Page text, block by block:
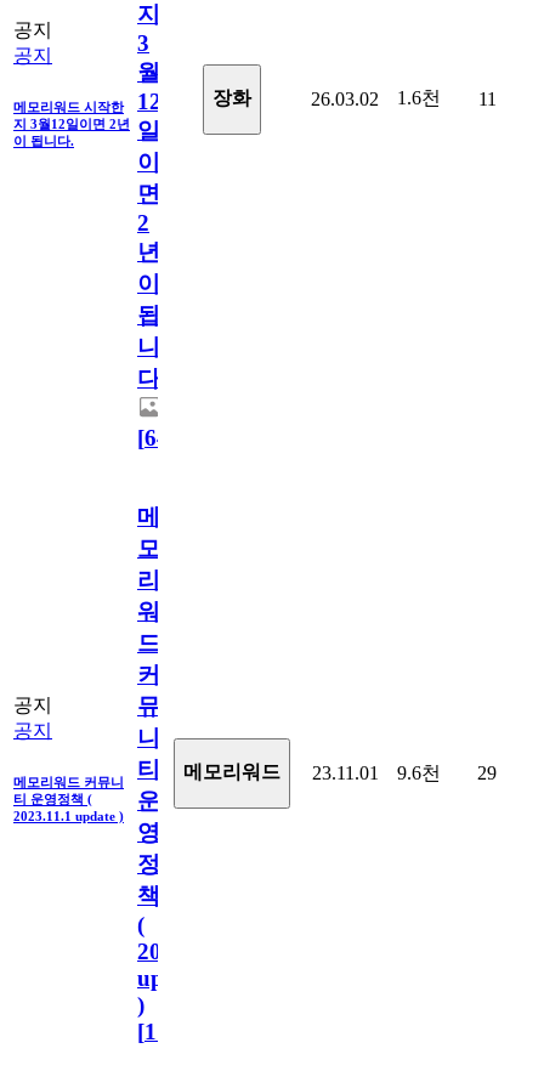
공지
공지
메모리워드 시작한
지 3월12일이면 2년
이 됩니다.
지
3
월
12
일
이
면
2
년
이
됩
니
다.
[64
장화 26.03.02 1.6천 11
공지
공지
메모리워드 커뮤니
티 운영정책 (
2023.11.1 update )
메
모
리
워
드
커
뮤
니
티
운
영
정
책
(
2023.11.1
update
)
[110
메모리워드 23.11.01 9.6천 29